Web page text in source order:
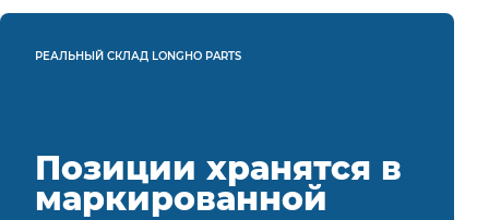
РЕАЛЬНЫЙ СКЛАД LONGHO PARTS
Позиции хранятся в
маркированной